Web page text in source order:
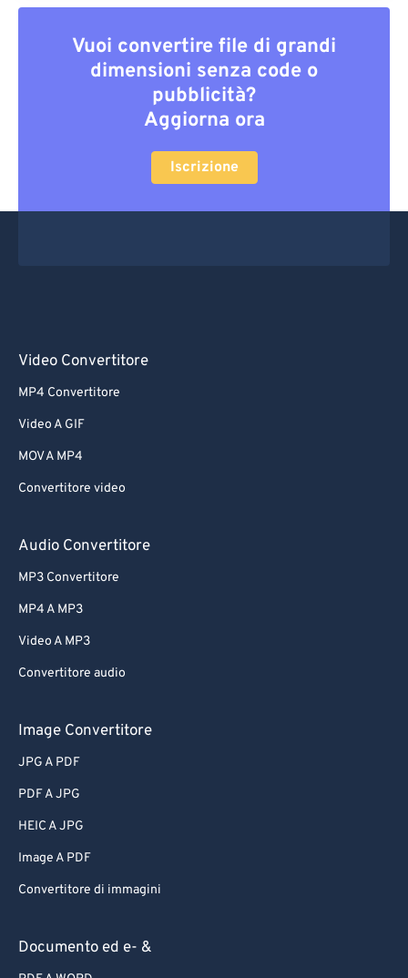
Vuoi convertire file di grandi
dimensioni senza code o
pubblicità?
Aggiorna ora
Iscrizione
Video Convertitore
MP4 Convertitore
Video A GIF
MOV A MP4
Convertitore video
Audio Convertitore
MP3 Convertitore
MP4 A MP3
Video A MP3
Convertitore audio
Image Convertitore
JPG A PDF
PDF A JPG
HEIC A JPG
Image A PDF
Convertitore di immagini
Documento ed e- &